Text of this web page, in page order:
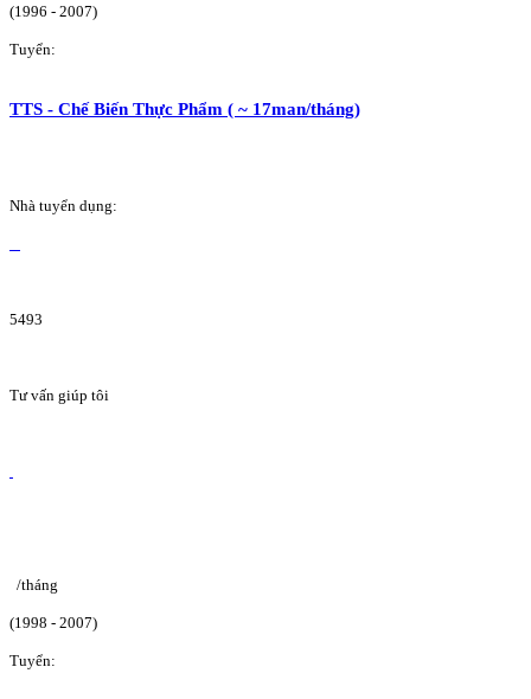
(1996 - 2007)
Tuyển:
TTS - Chế Biến Thực Phẩm ( ~ 17man/tháng)
Nhà tuyển dụng:
5493
Tư vấn giúp tôi
/tháng
(1998 - 2007)
Tuyển: